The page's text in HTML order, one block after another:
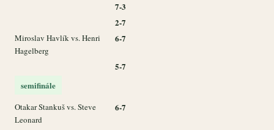
7-3
2-7
Miroslav Havlík vs. Henri
Hagelberg
6-7
5-7
semifinále
Otakar Stankuš vs. Steve
Leonard
6-7